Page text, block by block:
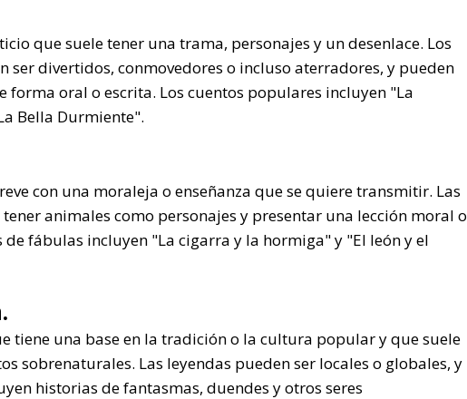
que suele tener una trama, personajes y un desenlace. Los
ser divertidos, conmovedores o incluso aterradores, y pueden
forma oral o escrita. Los cuentos populares incluyen "La
Bella Durmiente".
con una moraleja o enseñanza que se quiere transmitir. Las
animales como personajes y presentar una lección moral o
de fábulas incluyen "La cigarra y la hormiga" y "El león y el
tiene una base en la tradición o la cultura popular y que suele
sobrenaturales. Las leyendas pueden ser locales o globales, y
historias de fantasmas, duendes y otros seres